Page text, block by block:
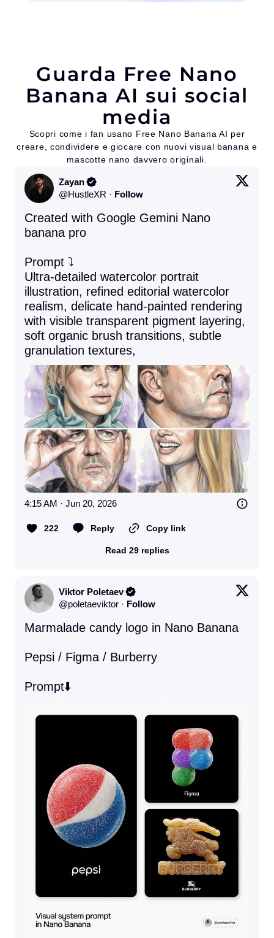
Guarda Free Nano
Banana AI sui social
media
Scopri come i fan usano Free Nano Banana AI per
creare, condividere e giocare con nuovi visual banana e
mascotte nano davvero originali.
Zayan
@HustleXR · Follow
Created with Google Gemini Nano
banana pro
Prompt ⤵️
Ultra-detailed watercolor portrait
illustration, refined editorial watercolor
realism, delicate hand-painted rendering
with visible transparent pigment layering,
soft organic brush transitions, subtle
granulation textures,
4:15 AM · Jun 20, 2026
222 Reply Copy link
Read 29 replies
Viktor Poletaev
@poletaeviktor · Follow
Marmalade candy logo in Nano Banana
Pepsi / Figma / Burberry
Prompt⬇️